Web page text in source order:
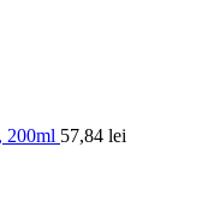
200ml 57,84 lei